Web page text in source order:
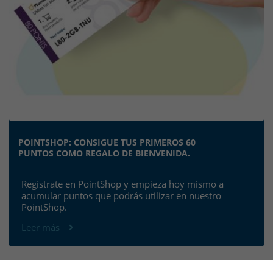
POINTSHOP: CONSIGUE TUS PRIMEROS 60
PUNTOS COMO REGALO DE BIENVENIDA.
Regístrate en PointShop y empieza hoy mismo a
acumular puntos que podrás utilizar en nuestro
PointShop.
Leer más